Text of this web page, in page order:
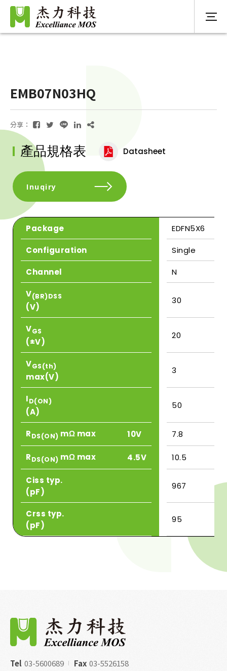
EMB07N03HQ
分享：
產品規格表 Datasheet
Inuqiry
Package EDFN5X6
Configuration Single
Channel N
V(BR)DSS
(V)
30
VGS
(±V)
20
VGS(th)
max(V)
3
ID(ON)
(A)
50
RDS(ON) mΩ max 10V 7.8
RDS(ON) mΩ max 4.5V 10.5
Ciss typ.
(pF)
967
Crss typ.
(pF)
95
Tel 03-5600689 Fax 03-5526158